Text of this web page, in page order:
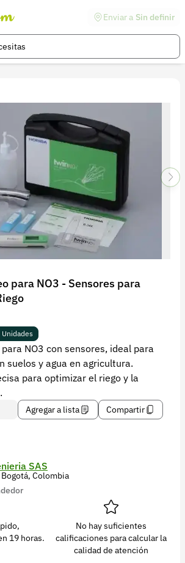
Enviar a Sin definir
para NO3 - Sensores para
Unidades
NO3 con sensores, ideal para
suelos y agua en agricultura.
para optimizar el riego y la
Agregar a lista Compartir
SAS
Colombia
19 horas.
No hay suficientes
calificaciones para calcular la
calidad de atención
los derechos reservados